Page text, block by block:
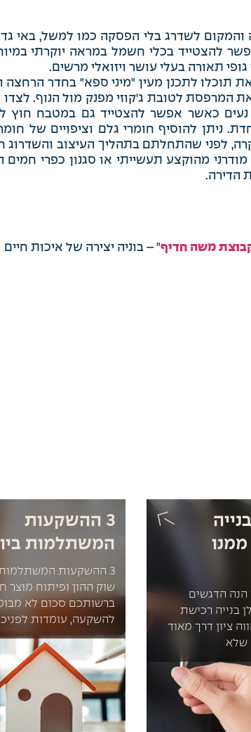
לשדרג בלי הפסקה כמו למשל, באי
להצטייד בכלי חשמל במראה יוקרתי
תאורה בעלי עושר ויזואלי מרשים.
תוכלו לתכנן מעין "מיני ספא" בחדר
המרפסת לטובת ג'קוזי מפנק מול הנוף. לצדו
נעים כאשר אפשר להצטייד גם במטבח
ניתן להוסיף חומרי גלם וציפויים של
לפני שהתחלתם בתהליך העיצוב והשדרוג
מודרני מהוקצע תעשייתי או סגנון כפרי
הדירה.
משה חדיף" – בוניה יצירה של איכות חיים
הדגשים
בנייה רכישת
ציון דרך מאוד
שלא
3 ההשקעות
המשתלמות
3 ההשקעות המשתלמות
שוק ההון ופיתוח מוצר
ברשותכם סכום לא
להשקעה, עומדות